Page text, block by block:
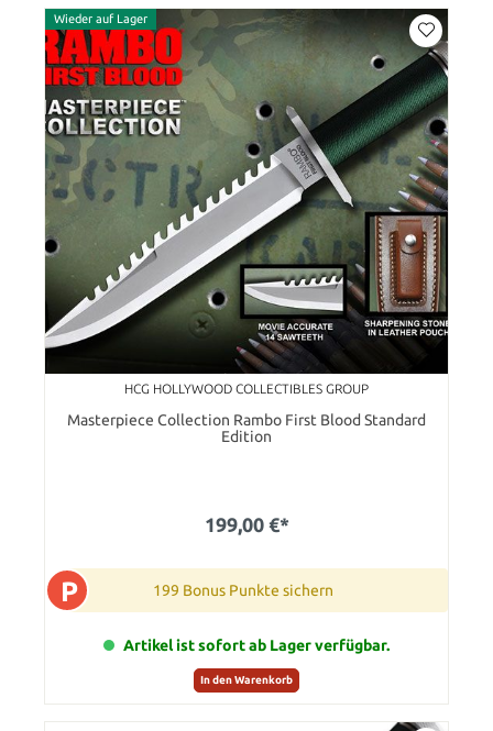
Wieder auf Lager
HCG HOLLYWOOD COLLECTIBLES GROUP
Masterpiece Collection Rambo First Blood Standard
Edition
199,00 €*
P 199 Bonus Punkte sichern
Artikel ist sofort ab Lager verfügbar.
In den Warenkorb